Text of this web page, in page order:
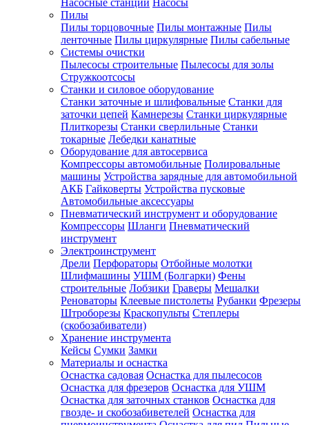
Насосные станции Насосы
Пилы
Пилы торцовочные Пилы монтажные Пилы
ленточные Пилы циркулярные Пилы сабельные
Системы очистки
Пылесосы строительные Пылесосы для золы
Стружкоотсосы
Станки и силовое оборудование
Станки заточные и шлифовальные Станки для
заточки цепей Камнерезы Станки циркулярные
Плиткорезы Станки сверлильные Станки
токарные Лебедки канатные
Оборудование для автосервиса
Компрессоры автомобильные Полировальные
машины Устройства зарядные для автомобильной
АКБ Гайковерты Устройства пусковые
Автомобильные аксессуары
Пневматический инструмент и оборудование
Компрессоры Шланги Пневматический
инструмент
Электроинструмент
Дрели Перфораторы Отбойные молотки
Шлифмашины УШМ (Болгарки) Фены
строительные Лобзики Граверы Мешалки
Реноваторы Клеевые пистолеты Рубанки Фрезеры
Штроборезы Краскопульты Степлеры
(скобозабиватели)
Хранение инструмента
Кейсы Сумки Замки
Материалы и оснастка
Оснастка садовая Оснастка для пылесосов
Оснастка для фрезеров Оснастка для УШМ
Оснастка для заточных станков Оснастка для
гвозде- и скобозабиветелей Оснастка для